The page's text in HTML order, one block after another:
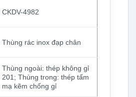
CKDV-4982
Thùng rác inox đạp chân
Thùng ngoài: thép không gỉ
201; Thùng trong: thép tấm
mạ kẽm chống gỉ